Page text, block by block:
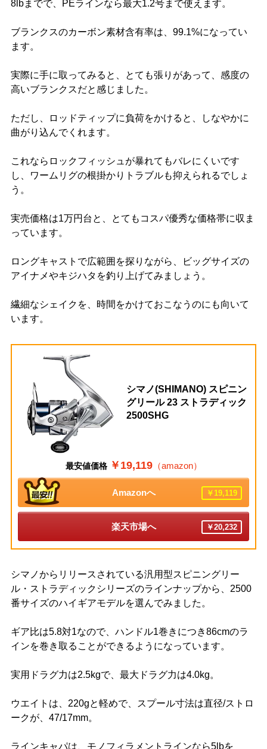
8lbまでで、PEラインなら最大1.2号まで使えます。
ブランクスのカーボン素材含有率は、99.1%になってい
ます。
実際に手に取ってみると、とても張りがあって、感度の
高いブランクスだと感じました。
ただし、ロッドティップに負荷をかけると、しなやかに
曲がり込んでくれます。
これならロックフィッシュが暴れてもバレにくいです
し、ワームリグの根掛かりトラブルも抑えられるでしょ
う。
実売価格は1万円台と、とてもコスパ優秀な価格帯に収ま
っています。
ロングキャストで広範囲を探りながら、ビッグサイズの
アイナメやキジハタを釣り上げてみましょう。
繊細なシェイクを、時間をかけておこなうのにも向いて
います。
シマノ(SHIMANO) スピニン
グリール 23 ストラディック
2500SHG
最安値価格 ￥19,119（amazon）
Amazonへ ￥19,119
楽天市場へ ￥20,232
シマノからリリースされている汎用型スピニングリー
ル・ストラディックシリーズのラインナップから、2500
番サイズのハイギアモデルを選んでみました。
ギア比は5.8対1なので、ハンドル1巻きにつき86cmのラ
インを巻き取ることができるようになっています。
実用ドラグ力は2.5kgで、最大ドラグ力は4.0kg。
ウエイトは、220gと軽めで、スプール寸法は直径/ストロ
ークが、47/17mm。
ラインキャパは、モノフィラメントラインなら5lbを